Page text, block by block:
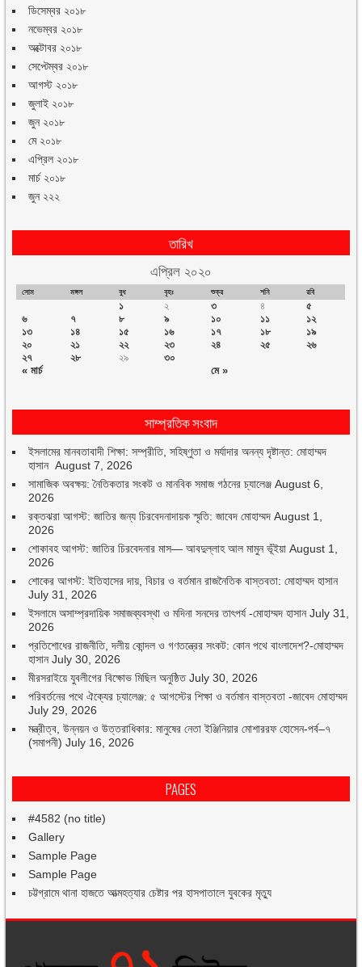
ডিসেম্বর ২০১৮
নভেম্বর ২০১৮
অক্টোবর ২০১৮
সেপ্টেম্বর ২০১৮
আগস্ট ২০১৮
জুলাই ২০১৮
জুন ২০১৮
মে ২০১৮
এপ্রিল ২০১৮
মার্চ ২০১৮
জুন ২২২
তারিখ
এপ্রিল ২০২০
সোম মঙ্গল বুধ বৃহঃ শুক্র শনি রবি
« মার্চ মে »
১ ২ ৩ ৪
৫
৬
৭ ৮ ৯ ১০ ১১
১২
১৩
১৪ ১৫ ১৬ ১৭ ১৮
১৯
২০
২১ ২২ ২৩ ২৪ ২৫
২৬
২৭
২৮ ২৯ ৩০
সাম্প্রতিক সংবাদ
ইসলামের মানবতাবাদী শিক্ষা: সম্প্রীতি, সহিষ্ণুতা ও মর্যাদার অনন্য দৃষ্টান্ত: মোহাম্মদ
হাসান August 7, 2026
সামাজিক অবক্ষয়: নৈতিকতার সংকট ও মানবিক সমাজ গঠনের চ্যালেঞ্জ August 6,
2026
রক্তঝরা আগস্ট: জাতির জন্য চিরবেদনাদায়ক স্মৃতি: জাবেদ মোহাম্মদ August 1,
2026
শোকাবহ আগস্ট: জাতির চিরবেদনার মাস— আবদুল্লাহ আল মামুন ভূঁইয়া August 1,
2026
শোকের আগস্ট: ইতিহাসের দায়, বিচার ও বর্তমান রাজনৈতিক বাস্তবতা: মোহাম্মদ হাসান
July 31, 2026
ইসলামে অসাম্প্রদায়িক সমাজব্যবস্থা ও মদিনা সনদের তাৎপর্য -মোহাম্মদ হাসান July 31,
2026
প্রতিশোধের রাজনীতি, দলীয় কোন্দল ও গণতন্ত্রের সংকট: কোন পথে বাংলাদেশ?-মোহাম্মদ
হাসান July 30, 2026
মীরসরাইয়ে যুবলীগের বিক্ষোভ মিছিল অনুষ্ঠিত July 30, 2026
পরিবর্তনের পথে ঐক্যের চ্যালেঞ্জ: ৫ আগস্টের শিক্ষা ও বর্তমান বাস্তবতা -জাবেদ মোহাম্মদ
July 29, 2026
মন্ত্রীত্ব, উন্নয়ন ও উত্তরাধিকার: মানুষের নেতা ইঞ্জিনিয়ার মোশাররফ হোসেন-পর্ব–৭
(সমাপনী) July 16, 2026
PAGES
#4582 (no title)
Gallery
Sample Page
Sample Page
চট্টগ্রামে থানা হাজতে আত্মহত্যার চেষ্টার পর হাসপাতালে যুবকের মৃত্যু